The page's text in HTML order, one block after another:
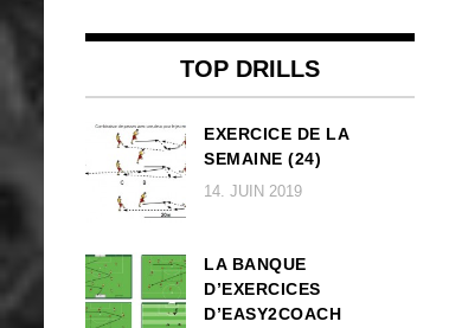
Top football
drills and
football
software
the next level | Football drills and
football software for every team
TOP DRILLS
EXERCICE DE LA
SEMAINE (24)
14. JUIN 2019
LA BANQUE
D’EXERCICES
D’EASY2COACH